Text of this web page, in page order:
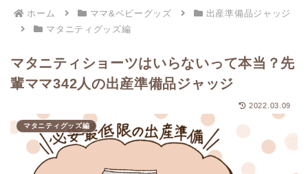
ホーム ママ&ベビーグッズ
出産準備品ジャッジ
マタニティグッズ編
マタニティショーツはいらないって本当？先
輩ママ342人の出産準備品ジャッジ
2022.03.09
マタニティグッズ編